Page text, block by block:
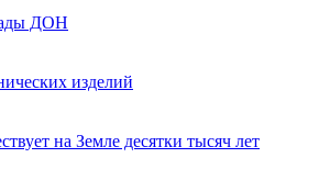
ДОН
изделий
на Земле десятки тысяч лет